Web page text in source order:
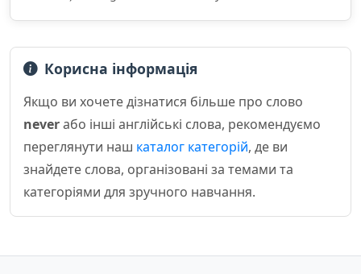
Корисна інформація
Якщо ви хочете дізнатися більше про слово
neverабо інші англійські слова, рекомендуємо
переглянути наш каталог категорій, де ви
знайдете слова, організовані за темами та
категоріями для зручного навчання.